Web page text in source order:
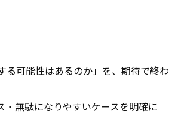
る可能性はあるのか」を、期待で終わ
無駄になりやすいケースを明確に